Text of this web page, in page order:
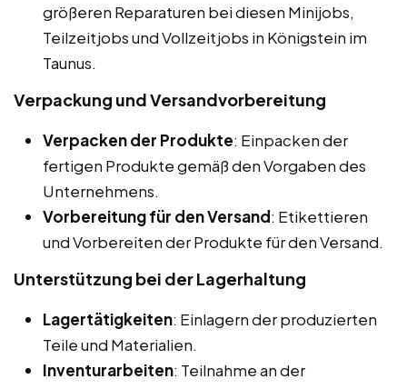
größeren Reparaturen bei diesen Minijobs,
Teilzeitjobs und Vollzeitjobs in Königstein im
Taunus.
Verpackung und Versandvorbereitung
Verpacken der Produkte: Einpacken der
fertigen Produkte gemäß den Vorgaben des
Unternehmens.
Vorbereitung für den Versand: Etikettieren
und Vorbereiten der Produkte für den Versand.
Unterstützung bei der Lagerhaltung
Lagertätigkeiten: Einlagern der produzierten
Teile und Materialien.
Inventurarbeiten: Teilnahme an der